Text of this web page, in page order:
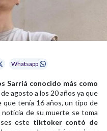
Whatsapp
Sarriá conocido más como
agosto a los 20 años ya que
que tenía 16 años, un tipo de
noticia de su muerte se toma
este tiktoker contó de